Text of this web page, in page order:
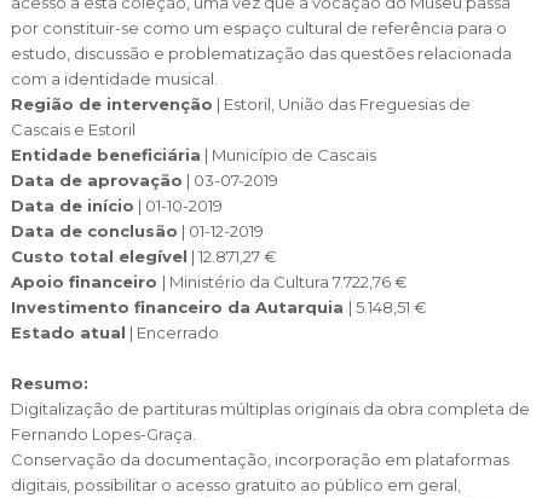
Recursos educativos - história e património
Projetos Cofinanciados
Transparência Municipal
Planeamento Estratégico
Reabilitação urbana
Urbanismo
S. Domingos de Rana
Cascais Ambiente
Cascais Dinâmica
Cascais Envolvente
Cascais Próxima
FACTOS E NÚMEROS:
Ambiente & Energia
Economia & Inovação
Governação
Mobilidade
Qualidade de vida
Sociedade & Educação
COMUNICAÇÃO:
Jornal C
Agenda do executivo
VIVER
VISITAR
ESTUDAR
TEMPOS LIVRES
MOBILIDADE
INVESTIR EM CASCAIS
SERVIÇOS
por constituir-se como um espaço cultural de referência para o
estudo, discussão e problematização das questões relacionada
com a identidade musical.
Região de intervenção | Estoril, União das Freguesias de
Cascais e Estoril
Entidade beneficiária | Município de Cascais
Data de aprovação | 03-07-2019
Data de início | 01-10-2019
Data de conclusão | 01-12-2019
Custo total elegível | 12.871,27 €
Apoio financeiro | Ministério da Cultura 7.722,76 €
Investimento financeiro da Autarquia | 5.148,51 €
Estado atual | Encerrado
Resumo:
Digitalização de partituras múltiplas originais da obra completa de
Fernando Lopes-Graça.
Conservação da documentação, incorporação em plataformas
digitais, possibilitar o acesso gratuito ao público em geral,